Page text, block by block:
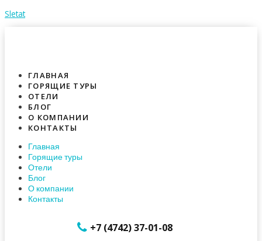
Sletat
ГЛАВНАЯ
ГОРЯЩИЕ ТУРЫ
ОТЕЛИ
БЛОГ
О КОМПАНИИ
КОНТАКТЫ
Главная
Горящие туры
Отели
Блог
О компании
Контакты
+7 (4742) 37-01-08